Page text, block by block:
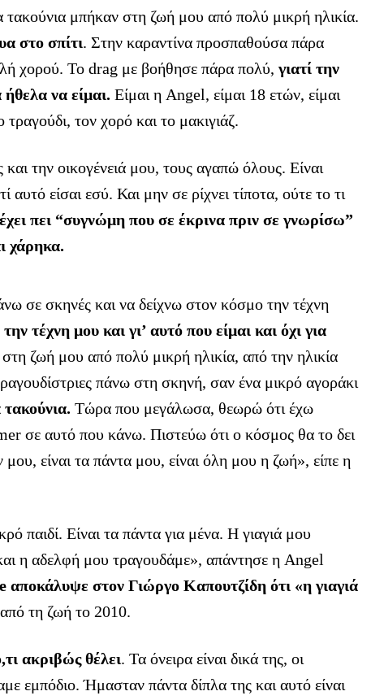
μπήκαν στη ζωή μου από πολύ μικρή ηλικία.
στο σπίτι. Στην καραντίνα προσπαθούσα πάρα
χορού. Το drag με βοήθησε πάρα πολύ, γιατί την
να είμαι. Είμαι η Angel, είμαι 18 ετών, είμαι
τον χορό και το μακιγιάζ.
την οικογένειά μου, τους αγαπώ όλους. Είναι
είσαι εσύ. Και μην σε ρίχνει τίποτα, ούτε το τι
πει “συγνώμη που σε έκρινα πριν σε γνωρίσω”
χάρηκα.
σε σκηνές και να δείχνω στον κόσμο την τέχνη
τέχνη μου και γι’ αυτό που είμαι και όχι για
ζωή μου από πολύ μικρή ηλικία, από την ηλικία
πάνω στη σκηνή, σαν ένα μικρό αγοράκι
Τώρα που μεγάλωσα, θεωρώ ότι έχω
σε αυτό που κάνω. Πιστεύω ότι ο κόσμος θα το δει
είναι τα πάντα μου, είναι όλη μου η ζωή», είπε η
παιδί. Είναι τα πάντα για μένα. Η γιαγιά μου
η αδελφή μου τραγουδάμε», απάντησε η Angel
αποκάλυψε στον Γιώργο Καπουτζίδη ότι «η γιαγιά
τη ζωή το 2010.
ακριβώς θέλει. Τα όνειρα είναι δικά της, οι
εμπόδιο. Ήμασταν πάντα δίπλα της και αυτό είναι